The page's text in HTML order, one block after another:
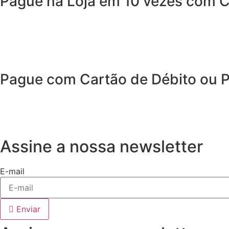
Pague com Cartão de Débito ou
Assine a nossa newsletter
E-mail
Enviar